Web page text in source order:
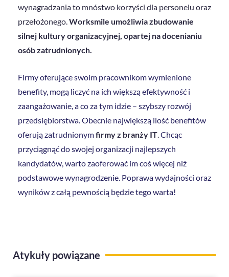
wynagradzania to mnóstwo korzyści dla personelu oraz
przełożonego. Worksmile umożliwia zbudowanie
silnej kultury organizacyjnej, opartej na docenianiu
osób zatrudnionych.
Firmy oferujące swoim pracownikom wymienione
benefity, mogą liczyć na ich większą efektywność i
zaangażowanie, a co za tym idzie – szybszy rozwój
przedsiębiorstwa. Obecnie największą ilość benefitów
oferują zatrudnionymfirmy z branży IT.Chcąc
przyciągnąć do swojej organizacji najlepszych
kandydatów, warto zaoferować im coś więcej niż
podstawowe wynagrodzenie. Poprawa wydajności oraz
wyników z całą pewnością będzie tego warta!
Atykuły powiązane